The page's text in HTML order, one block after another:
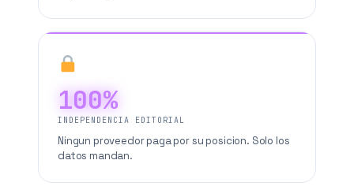
100%
INDEPENDENCIA EDITORIAL
Ningun proveedor paga por su posicion. Solo los
datos mandan.